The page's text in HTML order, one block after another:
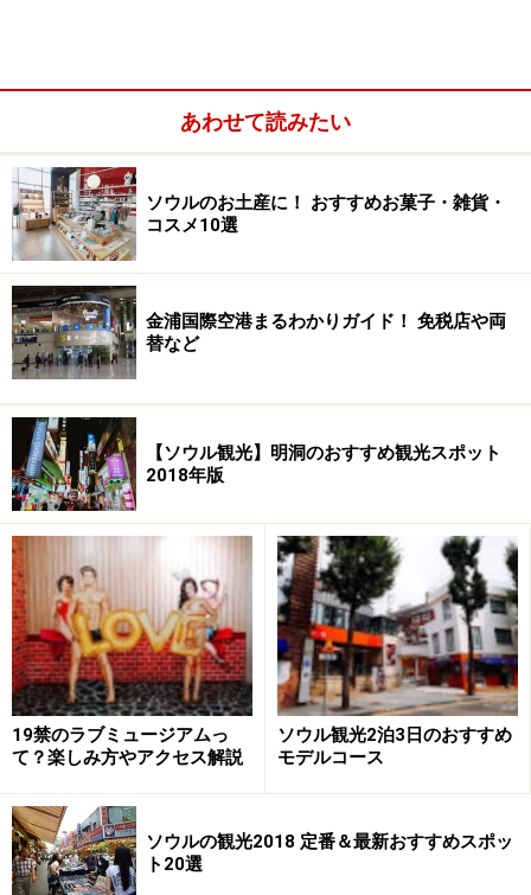
両替とTAX REFUND
空港でのWi-Fiレンタルと利用
金浦空港の便利な施設
金浦空港からソウル市内へのアクセス
金浦国際空港利用のメリットは？
夜遅く到着しても、ホテルまで1時間圏内。夜遊びにも間に
合います！
金浦国際空港利用のメリットは、なんといってもソウル
中心部まで短時間で行けること。A'REX（空港鉄道）乗
車で、ソウル駅まで約20分、弘大入口（ホンデイック）
までなら約13分という速さ。地下鉄9号線の場合、「金
浦空港（キンポゴンハ
ン/&#44608;&#54252;&#44277;&#54637;）」駅から
(&#44256;&#49549;&#48260;&#49828;&#53552;&#4812
0;&#45328;)」駅まで約28分、5号線は「金浦空港」駅か
ら「鍾路３街（チョンノサム
あわせて読みたい
ソウルのお土産に！ おすすめお菓子・雑貨・
コスメ10選
金浦国際空港まるわかりガイド！ 免税店や両
替など
【ソウル観光】明洞のおすすめ観光スポット
2018年版
19禁のラブミュージアムっ
て？楽しみ方やアクセス解説
ソウル観光2泊3日のおすすめ
モデルコース
ソウルの観光2018 定番＆最新おすすめスポッ
ト20選